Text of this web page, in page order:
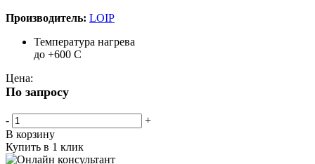
Производитель: LOIP
Температура нагрева
до +600 С
Цена:
По запросу
-
+
В корзину
Купить в 1 клик